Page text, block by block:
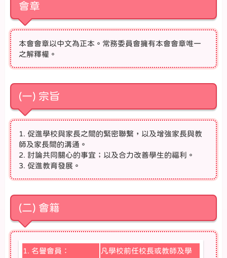
會章
本會會章以中文為正本。常務委員會擁有本會會章唯一
之解釋權。
(一) 宗旨
1. 促進學校與家長之間的緊密聯繫，以及增強家長與教
師及家長間的溝通。
2. 討論共同關心的事宜；以及合力改善學生的福利。
3. 促進教育發展。
(二) 會籍
1. 名譽會員：
凡學校前任校長或教師及學